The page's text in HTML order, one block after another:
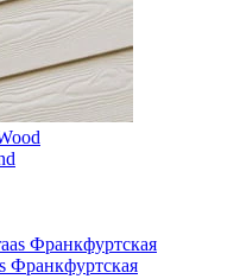
Франкфуртская